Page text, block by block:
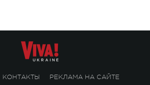
КОНТАКТЫ РЕКЛАМА НА САЙТЕ